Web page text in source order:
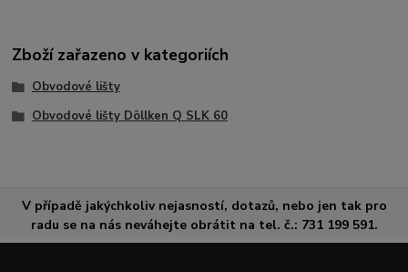
Zboží zařazeno v kategoriích
Obvodové lišty
Obvodové lišty Döllken Q SLK 60
V případě jakýchkoliv nejasností, dotazů, nebo jen tak pro
radu se na nás neváhejte obrátit na tel. č.: 731 199 591.